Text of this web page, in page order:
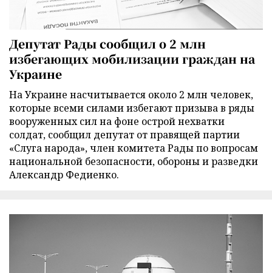
Депутат Рады сообщил о 2 млн
избегающих мобилизации граждан на
Украине
На Украине насчитывается около 2 млн человек,
которые всеми силами избегают призыва в ряды
вооруженных сил на фоне острой нехватки
солдат, сообщил депутат от правящей партии
«Слуга народа», член комитета Рады по вопросам
национальной безопасности, обороны и разведки
Александр Федиенко.